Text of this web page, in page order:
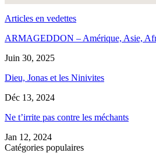
Articles en vedettes
ARMAGEDDON – Amérique, Asie,
Juin 30, 2025
Dieu, Jonas et les Ninivites
Déc 13, 2024
Ne t’irrite pas contre les méchants
Jan 12, 2024
Catégories populaires